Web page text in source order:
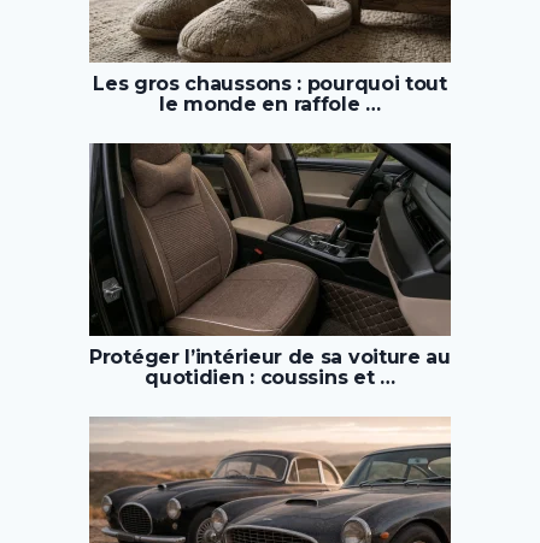
Les gros chaussons : pourquoi tout
le monde en raffole …
Protéger l’intérieur de sa voiture au
quotidien : coussins et …